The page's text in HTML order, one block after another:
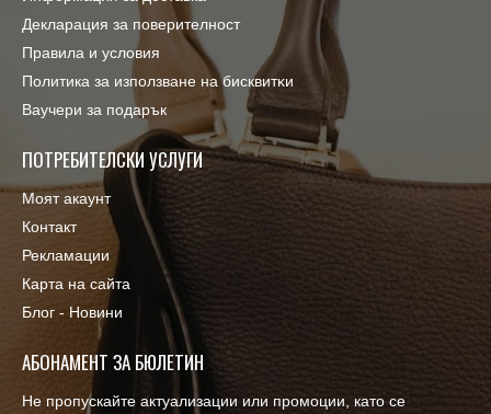
Декларация за поверителност
Правила и условия
Πoлитика зa изпoлзвaнe нa бисквитĸи
Ваучери за подарък
ПОТРЕБИТЕЛСКИ УСЛУГИ
Моят акаунт
Контакт
Рекламации
Карта на сайта
Блог - Новини
АБОНАМЕНТ ЗА БЮЛЕТИН
Не пропускайте актуализации или промоции, като се